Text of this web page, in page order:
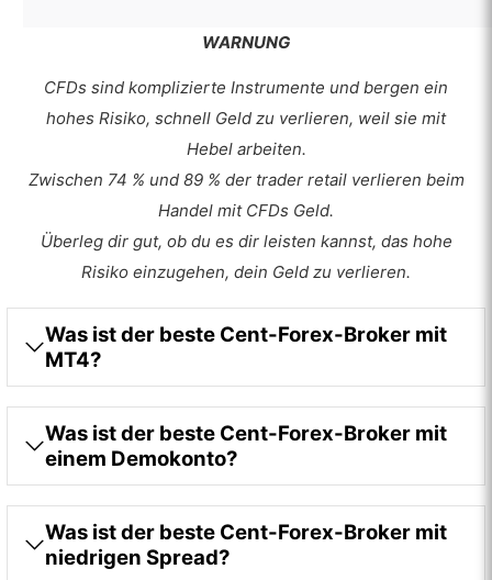
WARNUNG
CFDs sind komplizierte Instrumente und bergen ein
hohes Risiko, schnell Geld zu verlieren, weil sie mit
Hebel arbeiten.
Zwischen 74 % und 89 % der trader retail verlieren beim
Handel mit CFDs Geld.
Überleg dir gut, ob du es dir leisten kannst, das hohe
Risiko einzugehen, dein Geld zu verlieren.
Was ist der beste Cent-Forex-Broker mit
MT4?
Was ist der beste Cent-Forex-Broker mit
einem Demokonto?
Was ist der beste Cent-Forex-Broker mit
niedrigen Spread?